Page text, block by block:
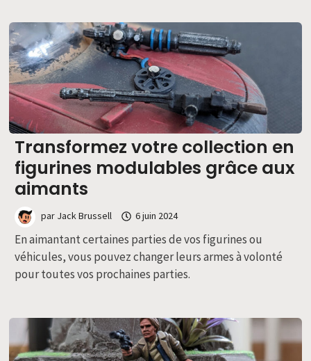
Transformez votre collection en
figurines modulables grâce aux
aimants
par Jack Brussell 6 juin 2024
En aimantant certaines parties de vos figurines ou
véhicules, vous pouvez changer leurs armes à volonté
pour toutes vos prochaines parties.